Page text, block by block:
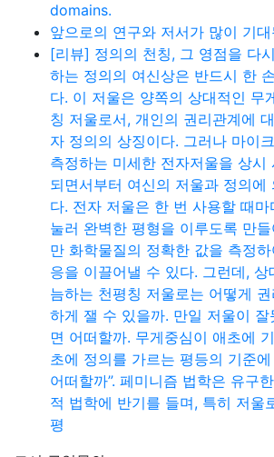
domains.
앞으로의 연구와 저서가 많이 기대
[리뷰] 정의의 천칭, 그 영점을 다
하는 정의의 여신상은 반드시 한
다. 이 저울은 양쪽의 상대적인 무
칭 저울로서, 개인의 권리관계에
자 정의의 상징이다. 그러나 마이
측정하는 미세한 전자저울을 상시
되면서부터 여신의 저울과 정의에
다. 전자 저울은 한 번 사용할 때
눌러 완벽한 평형을 이루도록 만
만 화학물질의 정확한 값을 측정
응을 이끌어낼 수 있다. 그런데,
늠하는 천평칭 저울로는 어떻게
하게 잴 수 있을까. 만일 저울이
면 어떠할까. 무게중심이 애초에
초에 정의를 가르는 평등의 기준
어떠할까”. 페미니즘 법학은 유구
적 법학에 반기를 들며, 특히 저울
평